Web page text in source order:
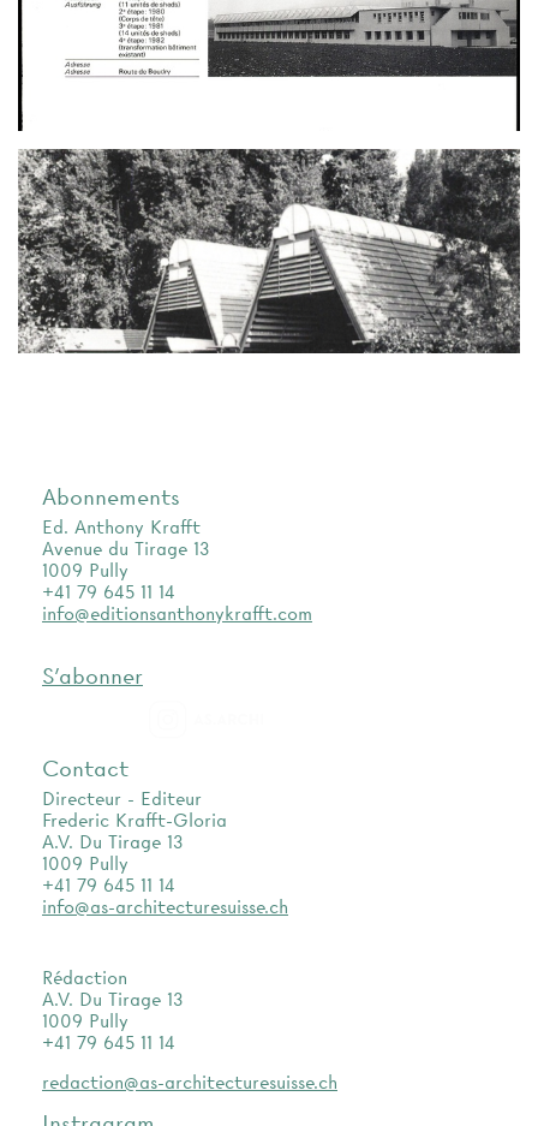
Abonnements
Ed. Anthony Krafft
Avenue du Tirage 13
1009 Pully
+41 79 645 11 14
info@editionsanthonykrafft.com
S'abonner
Contact
Directeur - Editeur
Frederic Krafft-Gloria
A.V. Du Tirage 13
1009 Pully
+41 79 645 11 14
info@as-architecturesuisse.ch
Rédaction
A.V. Du Tirage 13
1009 Pully
+41 79 645 11 14
redaction@as-architecturesuisse.ch